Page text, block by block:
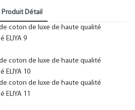
Produit Détail